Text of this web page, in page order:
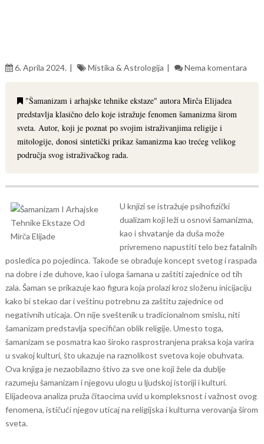
6. Aprila 2024. Mistika & Astrologija Nema komentara
"Šamanizam i arhajske tehnike ekstaze" autora Mirča Elijadea
predstavlja klasično delo koje istražuje fenomen šamanizma širom
sveta. Autor, koji je poznat po svojim istraživanjima religije i
mitologije, donosi sintetički prikaz šamanizma kao trećeg velikog
područja svog istraživačkog rada.
U knjizi se istražuje psihofizički
dualizam koji leži u osnovi šamanizma,
kao i shvatanje da duša može
privremeno napustiti telo bez fatalnih
posledica po pojedinca. Takođe se obrađuje koncept svetog i raspada
na dobre i zle duhove, kao i uloga šamana u zaštiti zajednice od tih
zala. Šaman se prikazuje kao figura koja prolazi kroz složenu inicijaciju
kako bi stekao dar i veštinu potrebnu za zaštitu zajednice od
negativnih uticaja. On nije sveštenik u tradicionalnom smislu, niti
šamanizam predstavlja specifičan oblik religije. Umesto toga,
šamanizam se posmatra kao široko rasprostranjena praksa koja varira
u svakoj kulturi, što ukazuje na raznolikost svetova koje obuhvata.
Ova knjiga je nezaobilazno štivo za sve one koji žele da dublje
razumeju šamanizam i njegovu ulogu u ljudskoj istoriji i kulturi.
Elijadeova analiza pruža čitaocima uvid u kompleksnost i važnost ovog
fenomena, ističući njegov uticaj na religijska i kulturna verovanja širom
sveta.